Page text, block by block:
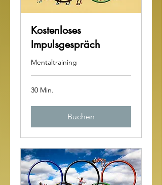
Kostenloses
Impulsgespräch
Mentaltraining
30 Min.
Buchen